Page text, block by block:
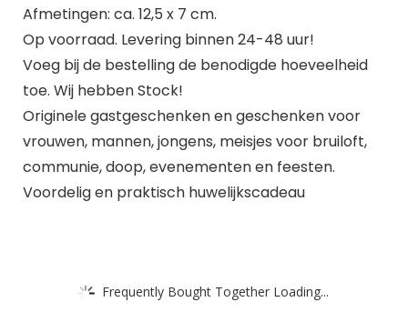
Afmetingen: ca. 12,5 x 7 cm.
Op voorraad. Levering binnen 24-48 uur!
Voeg bij de bestelling de benodigde hoeveelheid
toe. Wij hebben Stock!
Originele gastgeschenken en geschenken voor
vrouwen, mannen, jongens, meisjes voor bruiloft,
communie, doop, evenementen en feesten.
Voordelig en praktisch huwelijkscadeau
Frequently Bought Together Loading...